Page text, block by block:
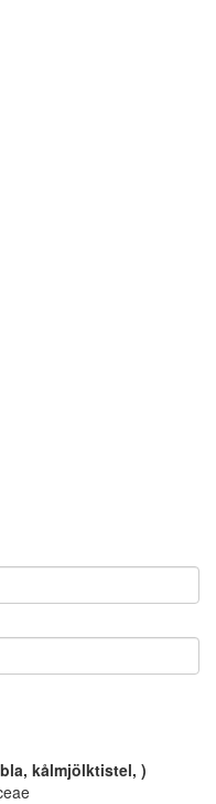
kålmjölktistel, )